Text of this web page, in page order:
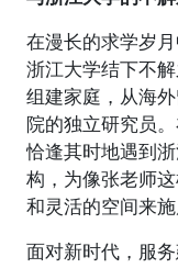
在漫长的求学岁
浙江大学结下不
组建家庭，从海
院的独立研究员
恰逢其时地遇到
构，为像张老师
和灵活的空间来施
面对新时代，服